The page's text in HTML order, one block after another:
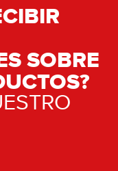
SOBRE